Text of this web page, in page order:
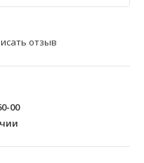
отзыв
00